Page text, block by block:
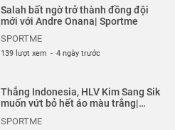
Salah bất ngờ trở thành đồng đội
mới với Andre Onana| Sportme
SPORTME
139 lượt xem - 4 ngày trước
Thắng Indonesia, HLV Kim Sang Sik
muốn vứt bỏ hết áo màu trắng|
SPORTME